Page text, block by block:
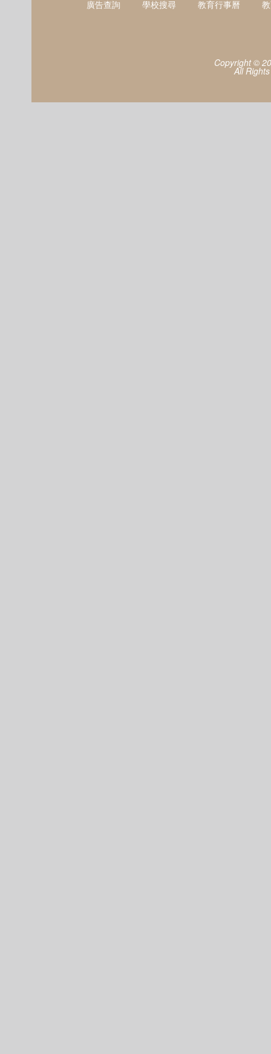
廣告查詢 學校搜尋 教育行事曆
Copyright ©
All